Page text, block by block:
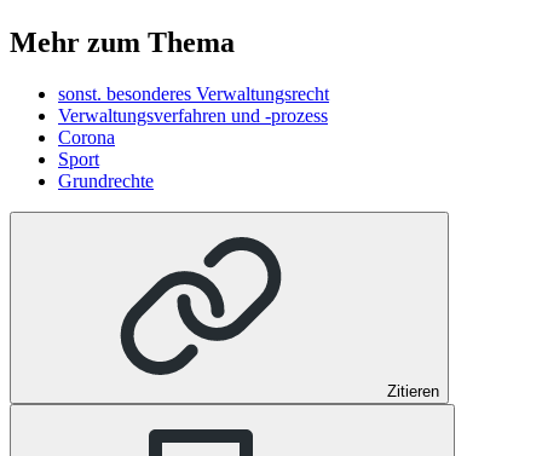
Mehr zum Thema
sonst. besonderes Verwaltungsrecht
Verwaltungsverfahren und -prozess
Corona
Sport
Grundrechte
Zitieren